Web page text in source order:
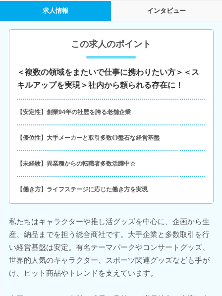
求人情報 インタビュー
この求人のポイント
＜複数の領域をまたいで仕事に携わりたい方＞＜ス
キルアップを実現＞社内から頼られる存在に！
【安定性】創業94年の社歴を誇る老舗企業
【優位性】大手メーカーと取引多数◎盤石な経営基盤
【未経験】異業種からの転職者多数活躍中☆
【働き方】ライフステージに応じた働き方を実現
私たちはキャラクターや推し活グッズを中心に、企画から生
産、納品までを担う総合商社です。大手企業と多数取引を行
い経営基盤は安定。有名テーマパークやコンサートグッズ、
世界的人気のキャラクター、スポーツ関連グッズなども手が
け、ヒット商品やトレンドを支えています。